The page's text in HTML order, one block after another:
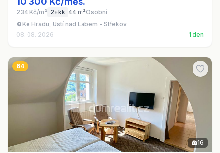
234 Kč/m² 2+kk 44 m²Osobní
Ke Hradu, Ústí nad Labem - Střekov
08. 08. 2026
1 den
64
16